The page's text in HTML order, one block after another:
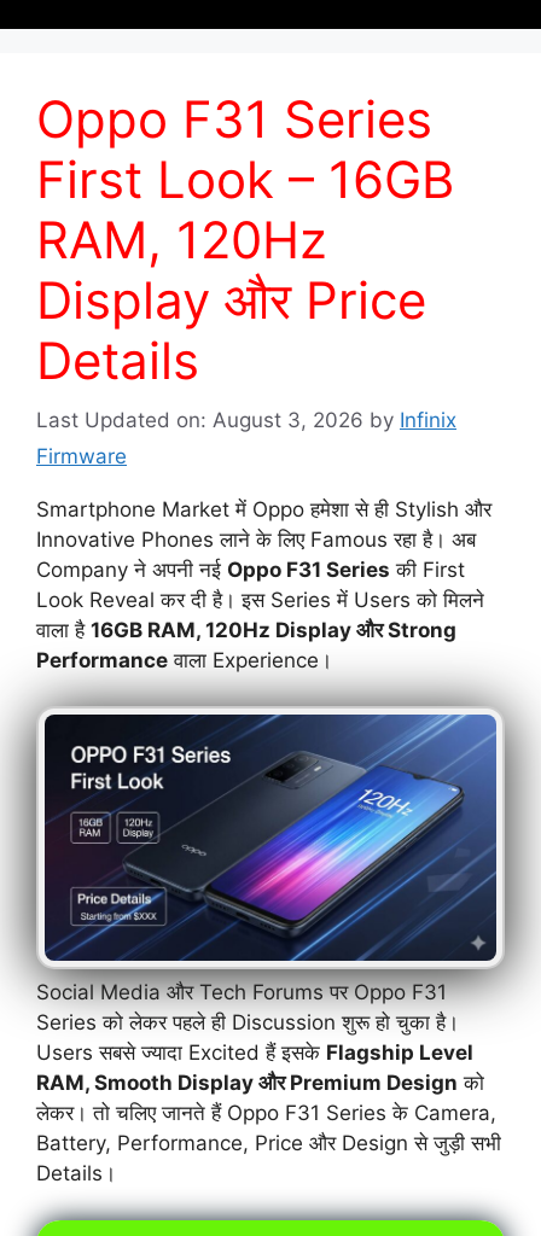
Oppo F31 Series
First Look – 16GB
RAM, 120Hz
Display और Price
Details
Last Updated on: August 3, 2026 by Infinix
Firmware
Smartphone Market में Oppo हमेशा से ही Stylish और
Innovative Phones लाने के लिए Famous रहा है। अब
Company ने अपनी नई Oppo F31 Series की First
Look Reveal कर दी है। इस Series में Users को मिलने
वाला है 16GB RAM, 120Hz Display और Strong
Performance वाला Experience।
Social Media और Tech Forums पर Oppo F31
Series को लेकर पहले ही Discussion शुरू हो चुका है।
Users सबसे ज्यादा Excited हैं इसके Flagship Level
RAM, Smooth Display और Premium Design को
लेकर। तो चलिए जानते हैं Oppo F31 Series के Camera,
Battery, Performance, Price और Design से जुड़ी सभी
Details।